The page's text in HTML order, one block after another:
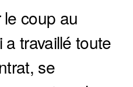
coup au
travaillé toute
se